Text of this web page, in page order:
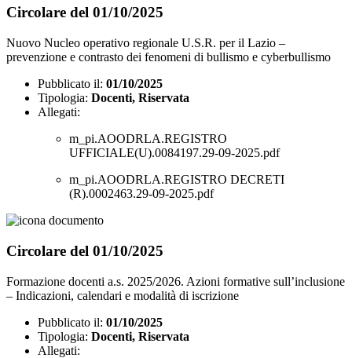
Circolare del 01/10/2025
Nuovo Nucleo operativo regionale U.S.R. per il Lazio –
prevenzione e contrasto dei fenomeni di bullismo e cyberbullismo
Pubblicato il: 01/10/2025
Tipologia: Docenti, Riservata
Allegati:
m_pi.AOODRLA.REGISTRO
UFFICIALE(U).0084197.29-09-2025.pdf
m_pi.AOODRLA.REGISTRO DECRETI
(R).0002463.29-09-2025.pdf
Circolare del 01/10/2025
Formazione docenti a.s. 2025/2026. Azioni formative sull’inclusione
– Indicazioni, calendari e modalità di iscrizione
Pubblicato il: 01/10/2025
Tipologia: Docenti, Riservata
Allegati: